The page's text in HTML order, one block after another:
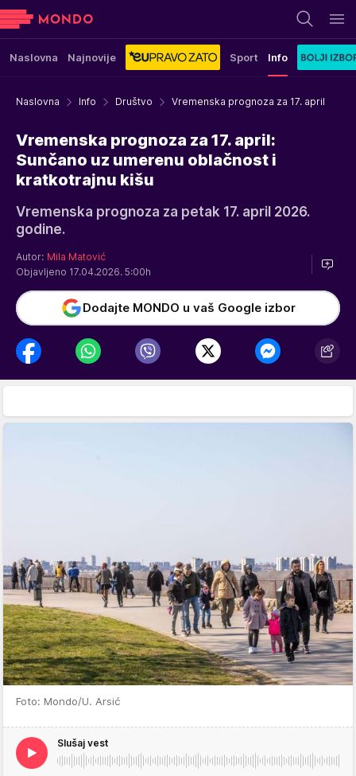
Naslovna Najnovije Sport Info
Naslovna Info Društvo Vremenska prognoza za 17. april
Vremenska prognoza za 17. april:
Sunčano uz umerenu oblačnost i
kratkotrajnu kišu
Vremenska prognoza za petak 17. april 2026.
godine.
Autor: Mila Matović
Objavljeno 17.04.2026. 5:00h
Dodajte MONDO u vaš Google izbor
Foto: Mondo/U. Arsić
Slušaj vest